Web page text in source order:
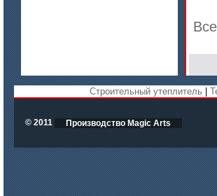
цена по запросу
Стекловолокно огнеупорное
керамическое
Строительный утеплитель
© 2011 Производство Magic Arts